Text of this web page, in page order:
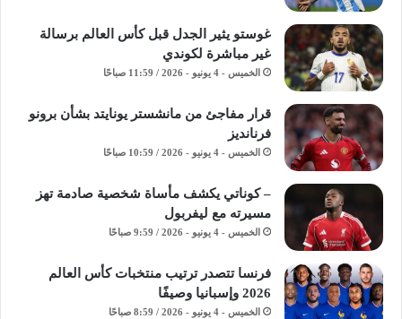
غوستو يثير الجدل قبل كأس العالم برسالة
غير مباشرة لكوندي
الخميس - 4 يونيو - 2026 / 11:59 صباحًا
قرار مفاجئ من مانشستر يونايتد بشأن برونو
فرنانديز
الخميس - 4 يونيو - 2026 / 10:59 صباحًا
– كوناتي يكشف مأساة شخصية صادمة تهز
مسيرته مع ليفربول
الخميس - 4 يونيو - 2026 / 9:59 صباحًا
فرنسا تتصدر ترتيب منتخبات كأس العالم
2026 وإسبانيا وصيفًا
الخميس - 4 يونيو - 2026 / 8:59 صباحًا